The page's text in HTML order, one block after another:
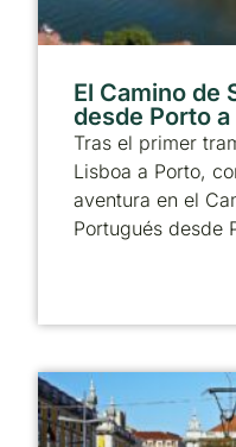
El Camino de
desde Porto
Tras el primer
Lisboa a Porto,
aventura en el
Portugués desde